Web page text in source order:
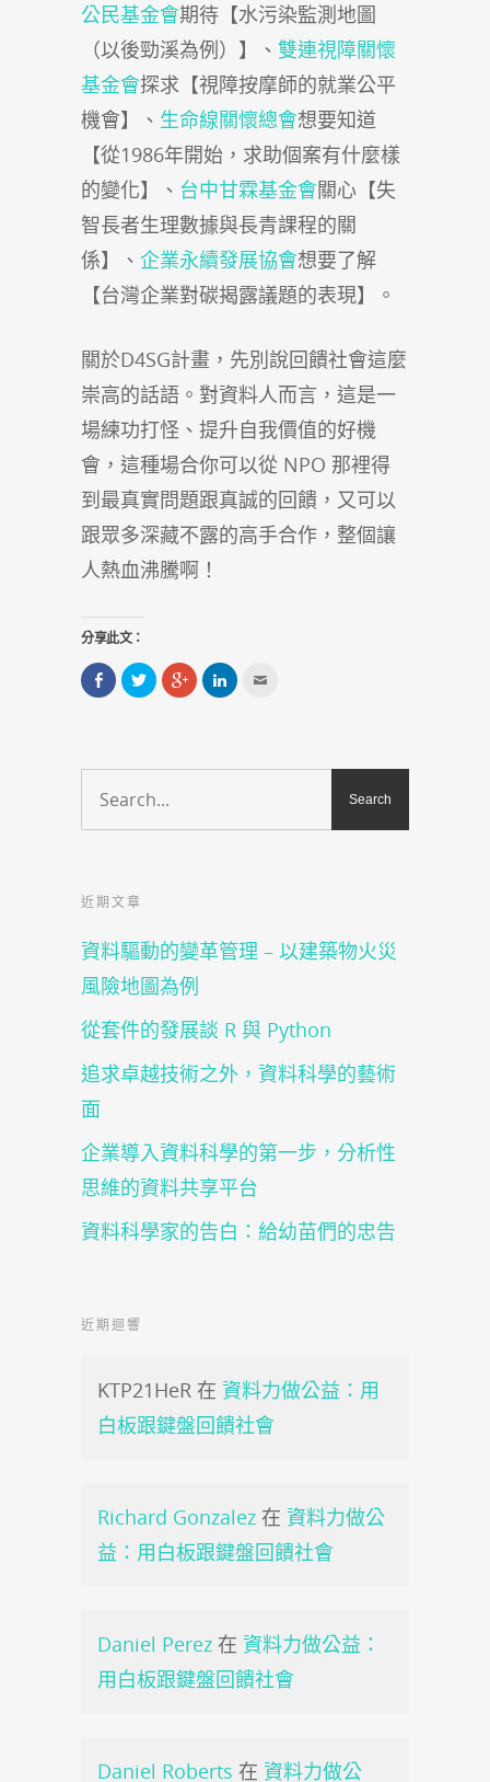
公民基金會期待【水污染監測地圖
（以後勁溪為例）】、 雙連視障關懷
基金會探求【視障按摩師的就業公平
機會】、 生命線關懷總會想要知道
【從1986年開始，求助個案有什麼樣
的變化】、 台中甘霖基金會關心【失
智長者生理數據與長青課程的關
係】、 企業永續發展協會想要了解
【台灣企業對碳揭露議題的表現】。
關於D4SG計畫，先別說回饋社會這麼
崇高的話語。對資料人而言，這是一
場練功打怪、提升自我價值的好機
會，這種場合你可以從 NPO 那裡得
到最真實問題跟真誠的回饋，又可以
跟眾多深藏不露的高手合作，整個讓
人熱血沸騰啊！
分享此文：
分
享
中
啟)
分
享
中
啟)
點
擊
新
啟)
分
享
中 (在
開
近期文章
資料驅動的變革管理 – 以建築物火災
風險地圖為例
從套件的發展談 R 與 Python
追求卓越技術之外，資料科學的藝術
面
企業導入資料科學的第一步，分析性
思維的資料共享平台
資料科學家的告白：給幼苗們的忠告
近期迴響
KTP21HeR 在 資料力做公益：用
白板跟鍵盤回饋社會
Richard Gonzalez 在 資料力做公
益：用白板跟鍵盤回饋社會
Daniel Perez 在 資料力做公益：
用白板跟鍵盤回饋社會
Daniel Roberts 在 資料力做公